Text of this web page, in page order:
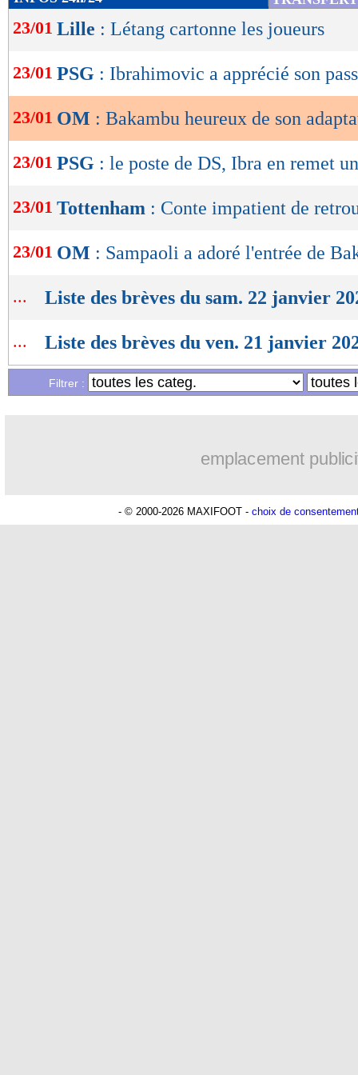
de
lecture
OK
23/01 Lille : Létang cartonne les joueurs
23/01 PSG : Ibrahimovic a apprécié son
23/01 OM : Bakambu heureux de son
23/01 PSG : le poste de DS, Ibra en remet
23/01 Tottenham : Conte impatient de
23/01 OM : Sampaoli a adoré l'entrée de
... Liste des brèves du sam. 22 janvier
... Liste des brèves du ven. 21 janvier
Filtrer :
emplacement
- © 2000-2026 MAXIFOOT - choix de